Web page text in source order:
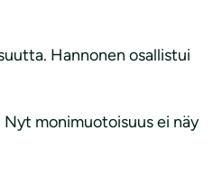
Hannonen osallistui
monimuotoisuus ei näy